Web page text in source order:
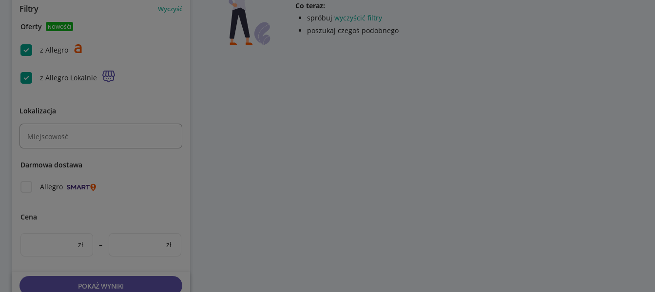
Filtry Wyczyść
Oferty NOWOŚĆ!
z Allegro
z Allegro Lokalnie
Lokalizacja
Miejscowość
Darmowa dostawa
Allegro
Cena
zł – zł
POKAŻ WYNIKI
Co teraz:
spróbuj wyczyścić filtry
poszukaj czegoś podobnego